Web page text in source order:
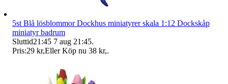
5st Blå lösblommor Dockhus miniatyrer skala 1:12 Dockskåp
miniatyr badrum
Sluttid21:45 7 aug 21:45.
Pris:29 kr,Eller Köp nu 38 kr,.